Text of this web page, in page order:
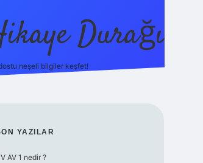
Durağı
neşeli bilgiler keşfet!
YAZILAR
AV 1 nedir ?